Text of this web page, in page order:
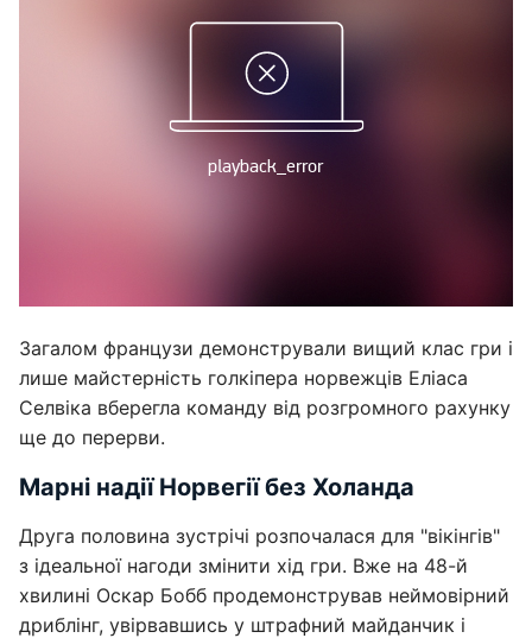
Загалом французи демонстрували вищий клас гри і
лише майстерність голкіпера норвежців Еліаса
Селвіка вберегла команду від розгромного рахунку
ще до перерви.
Марні надії Норвегії без Холанда
Друга половина зустрічі розпочалася для "вікінгів"
з ідеальної нагоди змінити хід гри. Вже на 48-й
хвилині Оскар Бобб продемонстрував неймовірний
дриблінг, увірвавшись у штрафний майданчик і